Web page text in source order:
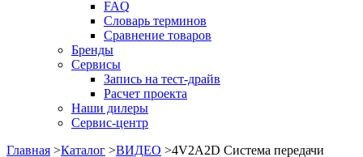
FAQ
Словарь терминов
Сравнение товаров
Бренды
Сервисы
Запись на тест-драйв
Расчет проекта
Наши дилеры
Сервис-центр
Главная >Каталог >ВИДЕО >4V2A2D Система передачи